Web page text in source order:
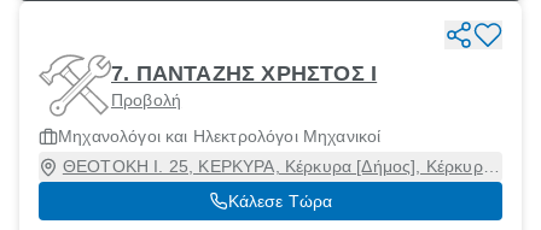
7. ΠΑΝΤΑΖΗΣ ΧΡΗΣΤΟΣ Ι
Προβολή
Μηχανολόγοι και Ηλεκτρολόγοι Μηχανικοί
ΘΕΟΤΟΚΗ Ι. 25, ΚΕΡΚΥΡΑ, Κέρκυρα [Δήμος], Κέρκυρα,
49100
Κάλεσε Τώρα